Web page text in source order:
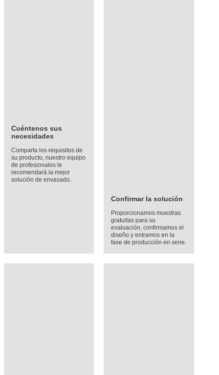
Cuéntenos sus
necesidades
Comparta los requisitos de
su producto, nuestro equipo
de profesionales le
recomendará la mejor
solución de envasado.
Confirmar la solución
Proporcionamos muestras
gratuitas para su
evaluación, confirmamos el
diseño y entramos en la
fase de producción en serie.